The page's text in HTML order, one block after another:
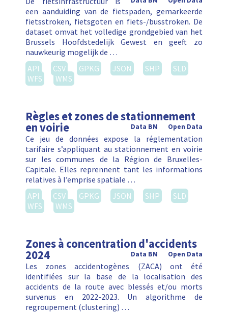
een aanduiding van de fietspaden, gemarkeerde
fietsstroken, fietsgoten en fiets-/busstroken. De
dataset omvat het volledige grondgebied van het
Brussels Hoofdstedelijk Gewest en geeft zo
nauwkeurig mogelijk de …
API
CSV GPKG JSON SHP
SLD
WFS
WMS
Règles et zones de stationnement
en voirie Open Data
Data BM
Ce jeu de données expose la réglementation
tarifaire s’appliquant au stationnement en voirie
sur les communes de la Région de Bruxelles-
Capitale. Elles reprennent tant les informations
relatives à l’emprise spatiale …
API
CSV GPKG JSON SHP
SLD
WFS
WMS
Zones à concentration d'accidents
2024 Open Data
Data BM
Les zones accidentogènes (ZACA) ont été
identifiées sur la base de la localisation des
accidents de la route avec blessés et/ou morts
survenus en 2022-2023. Un algorithme de
regroupement (clustering) …